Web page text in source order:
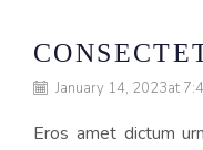
January 14, 2023at
Eros amet dictum